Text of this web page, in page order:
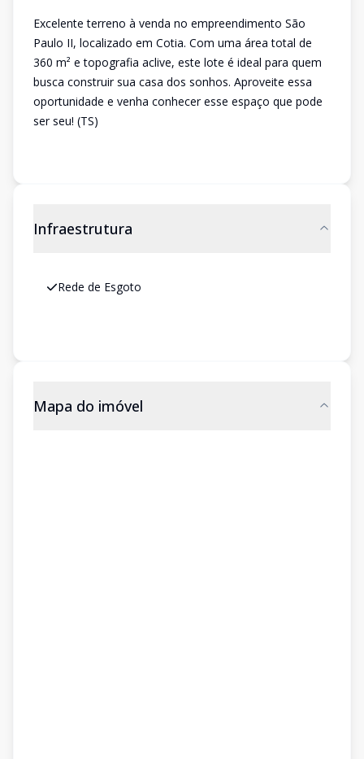
Excelente terreno à venda no empreendimento São
Paulo II, localizado em Cotia. Com uma área total de
360 m² e topografia aclive, este lote é ideal para quem
busca construir sua casa dos sonhos. Aproveite essa
oportunidade e venha conhecer esse espaço que pode
ser seu! (TS)
Infraestrutura
Rede de Esgoto
Mapa do imóvel